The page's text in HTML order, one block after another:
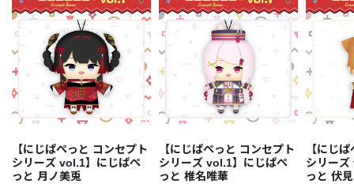
【にじぱぺっと コンセプト
シリーズ vol.1】にじぱぺ
っと 月ノ美兎
【にじぱぺっと コンセプト
シリーズ vol.1】にじぱぺ
っと 椎名唯華
【にじ
シリー
っと 伏